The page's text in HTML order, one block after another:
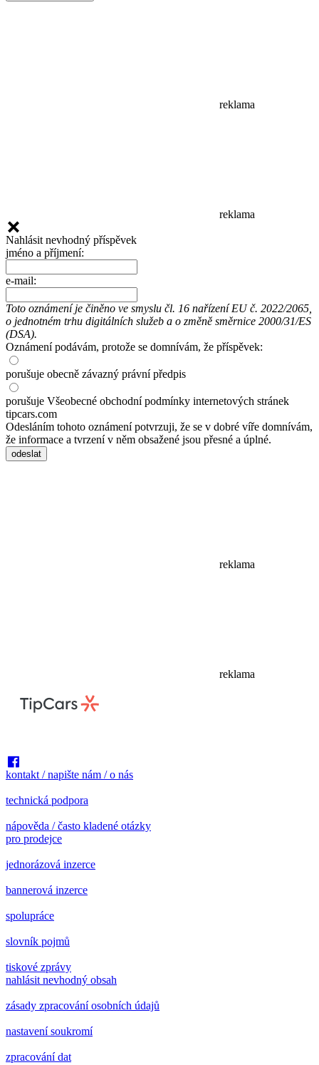
reklama
reklama
Nahlásit nevhodný příspěvek
jméno a příjmení:
e-mail:
Toto oznámení je činěno ve smyslu čl. 16 nařízení EU č. 2022/2065,
o jednotném trhu digitálních služeb a o změně směrnice 2000/31/ES
(DSA).
Oznámení podávám, protože se domnívám, že příspěvek:
porušuje obecně závazný právní předpis
porušuje Všeobecné obchodní podmínky internetových stránek
tipcars.com
Odesláním tohoto oznámení potvrzuji, že se v dobré víře domnívám,
že informace a tvrzení v něm obsažené jsou přesné a úplné.
odeslat
reklama
reklama
kontakt / napište nám / o nás
technická podpora
nápověda / často kladené otázky
pro prodejce
jednorázová inzerce
bannerová inzerce
spolupráce
slovník pojmů
tiskové zprávy
nahlásit nevhodný obsah
zásady zpracování osobních údajů
nastavení soukromí
zpracování dat